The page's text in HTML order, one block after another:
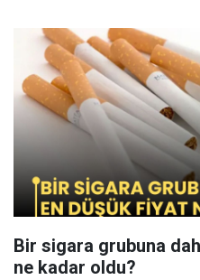
Bir sigara grubuna
ne kadar oldu?